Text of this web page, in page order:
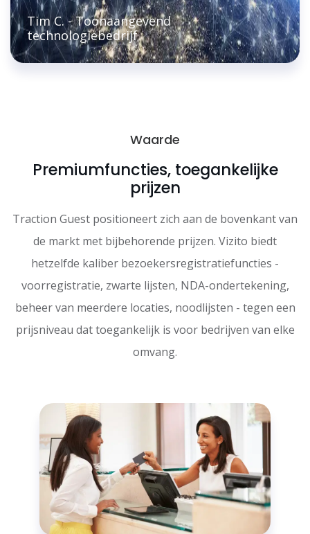
Tim C. - Toonaangevend
technologiebedrijf
Waarde
Premiumfuncties, toegankelijke
prijzen
Traction Guest positioneert zich aan de bovenkant van
de markt met bijbehorende prijzen. Vizito biedt
hetzelfde kaliber bezoekersregistratiefuncties -
voorregistratie, zwarte lijsten, NDA-ondertekening,
beheer van meerdere locaties, noodlijsten - tegen een
prijsniveau dat toegankelijk is voor bedrijven van elke
omvang.